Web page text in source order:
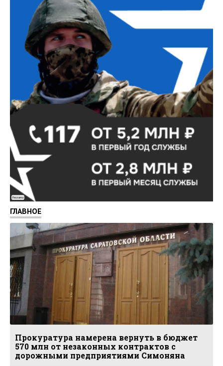
Реклама
ГЛАВНОЕ
Прокуратура намерена вернуть в бюджет
570 млн от незаконных контрактов с
дорожными предприятиями Симоняна